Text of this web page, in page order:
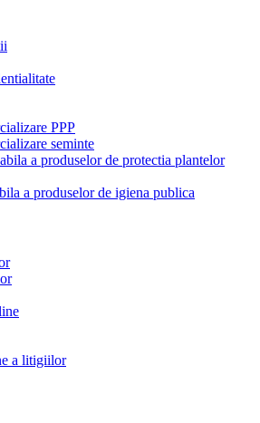
PPP
seminte
a produselor de protectia plantelor
a produselor de igiena publica
a litigiilor